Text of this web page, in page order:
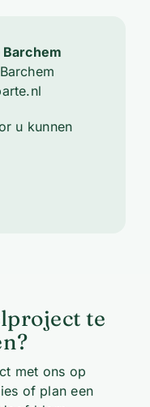
u kunnen
te
met ons op
of plan een